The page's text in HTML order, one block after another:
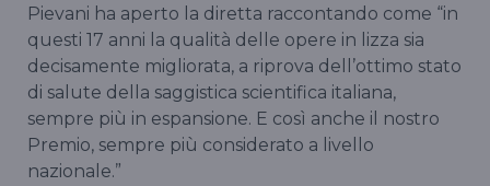
Pievani ha aperto la diretta raccontando come “in
questi 17 anni la qualità delle opere in lizza sia
decisamente migliorata, a riprova dell’ottimo stato
di salute della saggistica scientifica italiana,
sempre più in espansione. E così anche il nostro
Premio, sempre più considerato a livello
nazionale.”